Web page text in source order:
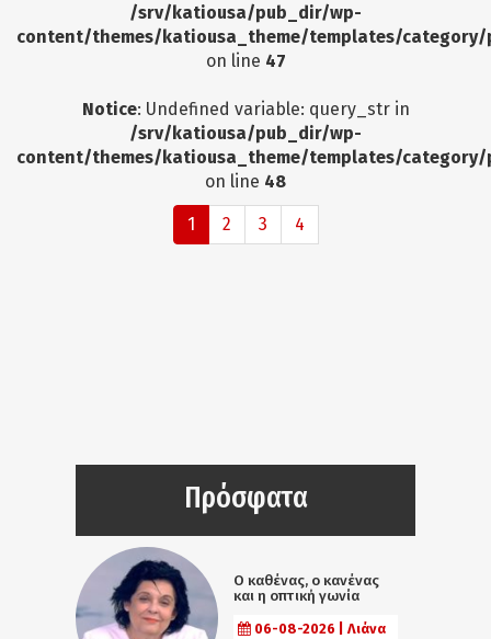
/srv/katiousa/pub_dir/wp-
content/themes/katiousa_theme/templates/
on line 47
Notice: Undefined variable: query_str in
/srv/katiousa/pub_dir/wp-
content/themes/katiousa_theme/templates/
on line 48
1 2 3 4
Πρόσφατα
Ο καθένας, ο κανένας
και η οπτική γωνία
06-08-2026 | Λιάνα